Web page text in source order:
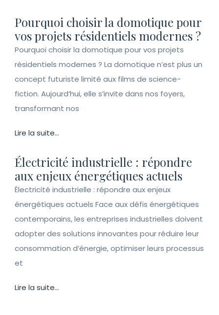
Pourquoi choisir la domotique pour
vos projets résidentiels modernes ?
Pourquoi choisir la domotique pour vos projets
résidentiels modernes ? La domotique n’est plus un
concept futuriste limité aux films de science-
fiction. Aujourd’hui, elle s’invite dans nos foyers,
transformant nos
Lire la suite...
Électricité industrielle : répondre
aux enjeux énergétiques actuels
Électricité industrielle : répondre aux enjeux
énergétiques actuels Face aux défis énergétiques
contemporains, les entreprises industrielles doivent
adopter des solutions innovantes pour réduire leur
consommation d’énergie, optimiser leurs processus
et
Lire la suite...